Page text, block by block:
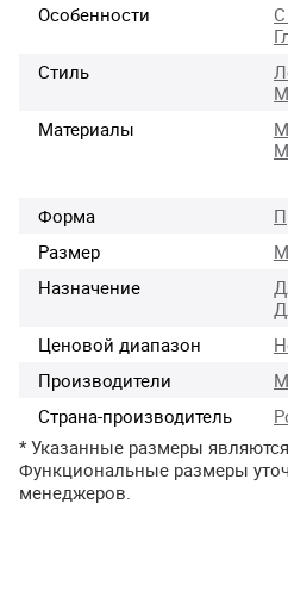
Особенности
Стиль
Материалы
Форма
Размер
Назначение
Ценовой диапазон
Производители
Страна-производитель
* Указанные размеры
Функциональные размеры
менеджеров.